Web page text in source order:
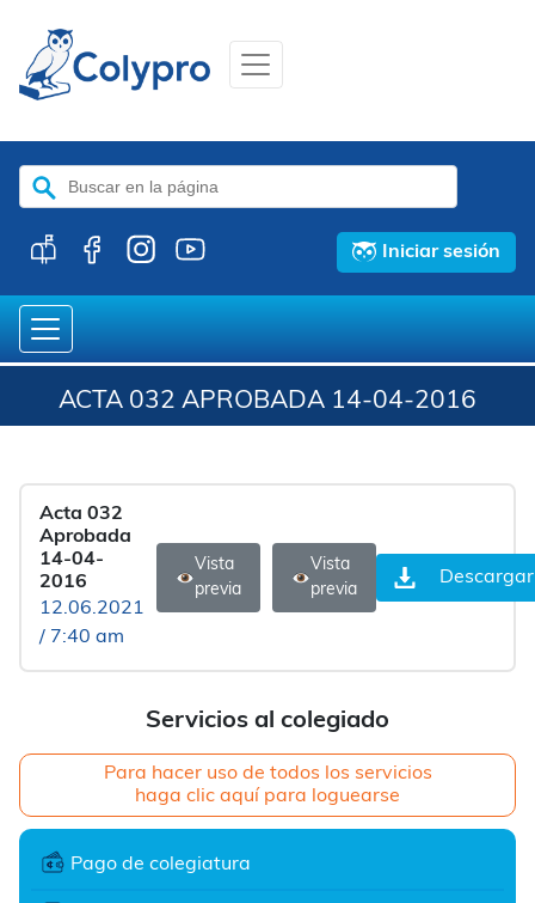
Buscar:
Iniciar sesión
ACTA 032 APROBADA 14-04-2016
Servicios al colegiado
Para hacer uso de todos los servicios
haga clic aquí para loguearse
Pago de colegiatura
Acta 032
Aprobada
14-04-
2016
12.06.2021
/ 7:40 am
Vista
previa
Vista
previa
Descargar